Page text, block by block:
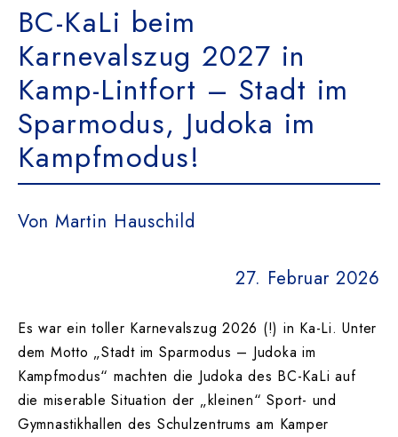
Dokumente
Suche
nach:
BC-KaLi beim
Karnevalszug 2027 in
Kamp-Lintfort – Stadt im
Sparmodus, Judoka im
Kampfmodus!
Von Martin Hauschild
27. Februar 2026
Es war ein toller Karnevalszug 2026 (!) in Ka-Li. Unter
dem Motto „Stadt im Sparmodus – Judoka im
Kampfmodus“ machten die Judoka des BC-KaLi auf
die miserable Situation der „kleinen“ Sport- und
Gymnastikhallen des Schulzentrums am Kamper